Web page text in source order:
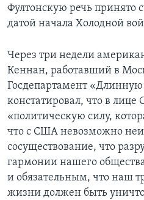
Фултонскую речь принято
датой начала Холодной
Через три недели
Кеннан, работавший в
Госдепартамент
констатировал, что в
«политическую силу,
что с США невозможно
сосуществование, что
гармонии нашего
и обязательным, что наш
жизни должен быть